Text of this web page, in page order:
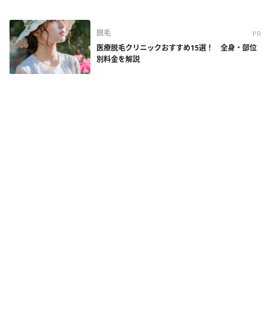
脱毛 PR
医療脱毛クリニックおすすめ15選！ 全身・部位
別料金を解説